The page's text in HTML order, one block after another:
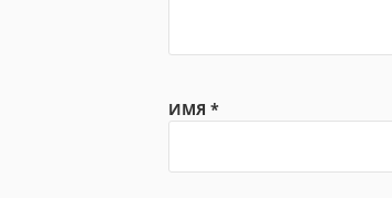
ИМЯ *